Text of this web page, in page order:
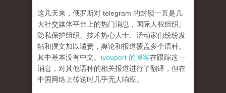
这几天来，俄罗斯对 telegram 的封锁一直是几
大社交媒体平台上的热门消息，国际人权组织、
隐私保护组织、技术热心人士、活动家们纷纷发
帖和撰文加以谴责，舆论和报道覆盖多个语种。
其中基本没有中文。 iyouport 的博客在跟踪这一
消息，对其他语种的相关报道进行了翻译，但在
中国网络上传送时几乎无人响应。